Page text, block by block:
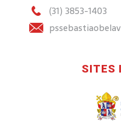
(31) 3853-1403
SITES